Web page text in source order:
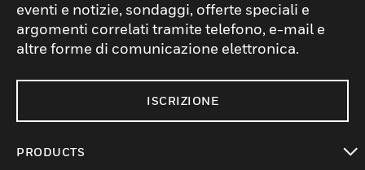
eventi e notizie, sondaggi, offerte speciali e
argomenti correlati tramite telefono, e-mail e
altre forme di comunicazione elettronica.
ISCRIZIONE
PRODUCTS